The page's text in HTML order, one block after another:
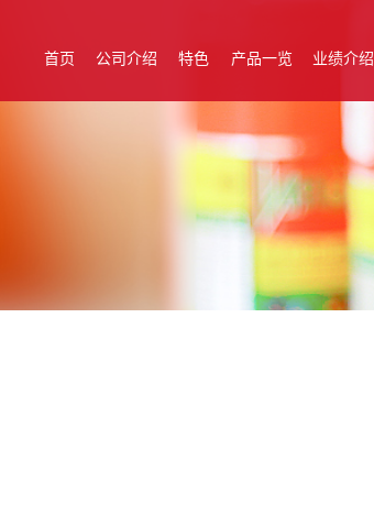
业绩介绍
产品一览
特色
公司介绍
首页